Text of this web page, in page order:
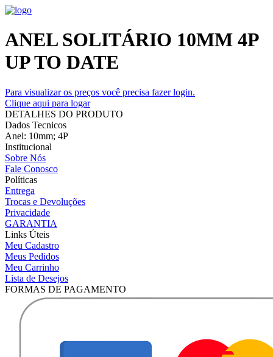
ANEL SOLITÁRIO 10MM 4P
UP TO DATE
Para visualizar os preços você precisa fazer login.
Clique aqui para logar
DETALHES DO PRODUTO
Dados Tecnicos
Anel: 10mm; 4P
Institucional
Sobre Nós
Fale Conosco
Políticas
Entrega
Trocas e Devoluções
Privacidade
GARANTIA
Links Úteis
Meu Cadastro
Meus Pedidos
Meu Carrinho
Lista de Desejos
FORMAS DE PAGAMENTO